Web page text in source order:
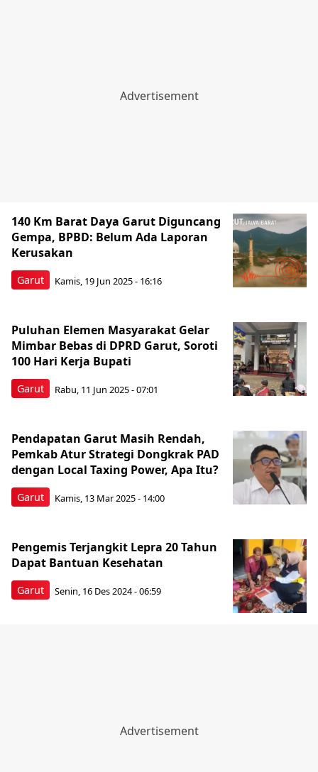
Garut
140 Km Barat Daya Garut Diguncang
Gempa, BPBD: Belum Ada Laporan
Kerusakan
Kamis, 19 Jun 2025 - 16:16
Garut
Puluhan Elemen Masyarakat Gelar
Mimbar Bebas di DPRD Garut, Soroti
100 Hari Kerja Bupati
Rabu, 11 Jun 2025 - 07:01
Garut
Pendapatan Garut Masih Rendah,
Pemkab Atur Strategi Dongkrak PAD
dengan Local Taxing Power, Apa Itu?
Kamis, 13 Mar 2025 - 14:00
Garut
Pengemis Terjangkit Lepra 20 Tahun
Dapat Bantuan Kesehatan
Senin, 16 Des 2024 - 06:59